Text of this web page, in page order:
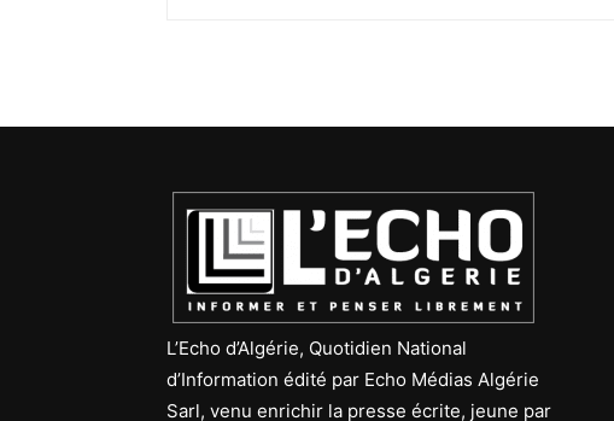
L’Echo d’Algérie, Quotidien National
d’Information édité par Echo Médias Algérie
Sarl, venu enrichir la presse écrite, jeune par